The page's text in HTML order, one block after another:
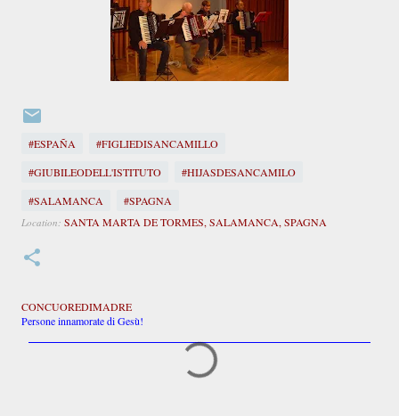
#ESPAÑA
#FIGLIEDISANCAMILLO
#GIUBILEODELL'ISTITUTO
#HIJASDESANCAMILO
#SALAMANCA
#SPAGNA
Location: SANTA MARTA DE TORMES, SALAMANCA, SPAGNA
CONCUOREDIMADRE
Persone innamorate di Gesù!